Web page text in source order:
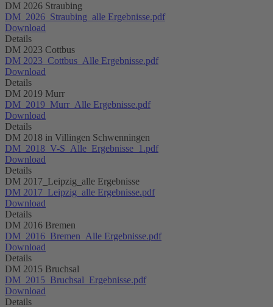
DM 2026 Straubing
DM_2026_Straubing_alle Ergebnisse.pdf
Download
Details
DM 2023 Cottbus
DM 2023_Cottbus_Alle Ergebnisse.pdf
Download
Details
DM 2019 Murr
DM_2019_Murr_Alle Ergebnisse.pdf
Download
Details
DM 2018 in Villingen Schwenningen
DM_2018_V-S_Alle_Ergebnisse_1.pdf
Download
Details
DM 2017_Leipzig_alle Ergebnisse
DM 2017_Leipzig_alle Ergebnisse.pdf
Download
Details
DM 2016 Bremen
DM_2016_Bremen_Alle Ergebnisse.pdf
Download
Details
DM 2015 Bruchsal
DM_2015_Bruchsal_Ergebnisse.pdf
Download
Details